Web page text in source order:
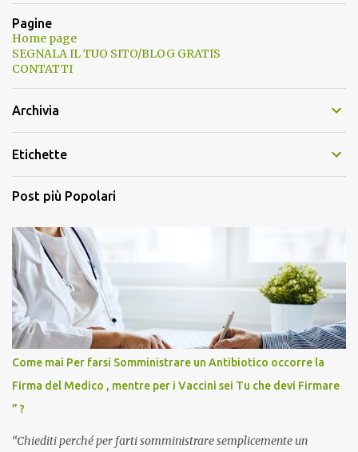
Pagine
Home page
SEGNALA IL TUO SITO/BLOG GRATIS
CONTATTI
Archivia
Etichette
Post più Popolari
Come mai Per farsi Somministrare un Antibiotico occorre la
Firma del Medico , mentre per i Vaccini sei Tu che devi Firmare
” ?
“Chiediti perché per farti somministrare semplicemente un